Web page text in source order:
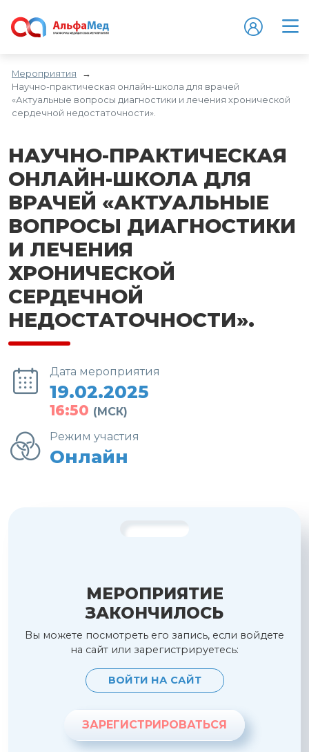
Мероприятия
→
Научно-практическая онлайн-школа для врачей
«Актуальные вопросы диагностики и лечения хронической
сердечной недостаточности».
НАУЧНО-ПРАКТИЧЕСКАЯ
ОНЛАЙН-ШКОЛА ДЛЯ
ВРАЧЕЙ «АКТУАЛЬНЫЕ
ВОПРОСЫ ДИАГНОСТИКИ
И ЛЕЧЕНИЯ
ХРОНИЧЕСКОЙ
СЕРДЕЧНОЙ
НЕДОСТАТОЧНОСТИ».
Дата мероприятия
19.02.2025
16:50 (МСК)
Режим участия
Онлайн
МЕРОПРИЯТИЕ
ЗАКОНЧИЛОСЬ
Вы можете посмотреть его запись, если войдете
на сайт или зарегистрируетесь:
ВОЙТИ НА САЙТ
ЗАРЕГИСТРИРОВАТЬСЯ